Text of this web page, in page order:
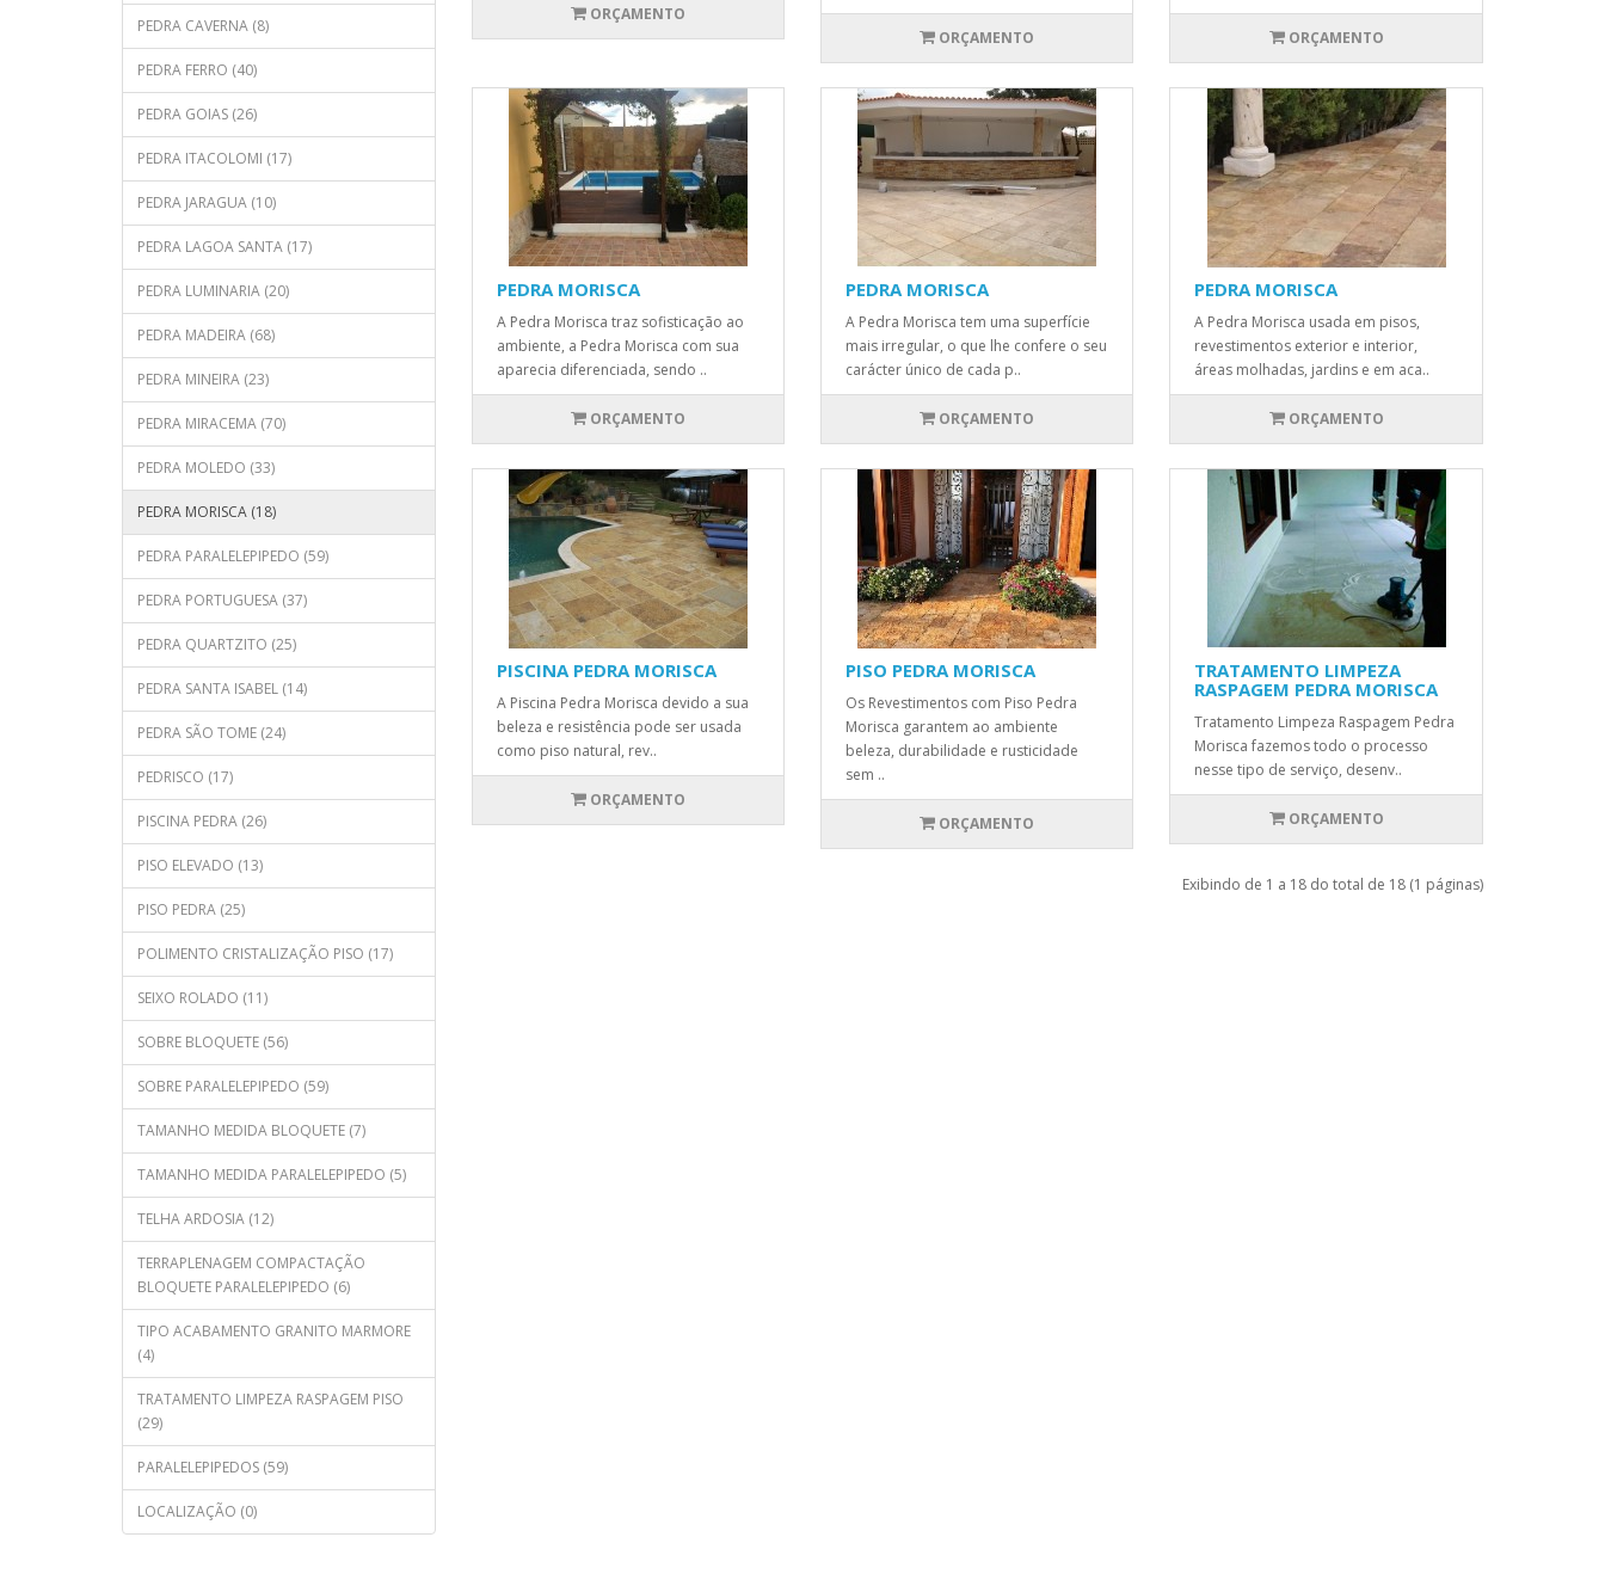
PEDRA CAVERNA (8)
PEDRA FERRO (40)
PEDRA GOIAS (26)
PEDRA ITACOLOMI (17)
PEDRA JARAGUA (10)
PEDRA LAGOA SANTA (17)
PEDRA LUMINARIA (20)
PEDRA MADEIRA (68)
PEDRA MINEIRA (23)
PEDRA MIRACEMA (70)
PEDRA MOLEDO (33)
PEDRA MORISCA (18)
PEDRA PARALELEPIPEDO (59)
PEDRA PORTUGUESA (37)
PEDRA QUARTZITO (25)
PEDRA SANTA ISABEL (14)
PEDRA SÃO TOME (24)
PEDRISCO (17)
PISCINA PEDRA (26)
PISO ELEVADO (13)
PISO PEDRA (25)
POLIMENTO CRISTALIZAÇÃO PISO (17)
SEIXO ROLADO (11)
SOBRE BLOQUETE (56)
SOBRE PARALELEPIPEDO (59)
TAMANHO MEDIDA BLOQUETE (7)
TAMANHO MEDIDA PARALELEPIPEDO (5)
TELHA ARDOSIA (12)
TERRAPLENAGEM COMPACTAÇÃO
BLOQUETE PARALELEPIPEDO (6)
TIPO ACABAMENTO GRANITO MARMORE
(4)
TRATAMENTO LIMPEZA RASPAGEM PISO
(29)
PARALELEPIPEDOS (59)
LOCALIZAÇÃO (0)
ORÇAMENTO
ORÇAMENTO ORÇAMENTO
PEDRA MORISCA
A Pedra Morisca traz sofisticação ao
ambiente, a Pedra Morisca com sua
aparecia diferenciada, sendo ..
ORÇAMENTO
PEDRA MORISCA
A Pedra Morisca tem uma superfície
mais irregular, o que lhe confere o seu
carácter único de cada p..
ORÇAMENTO
PEDRA MORISCA
A Pedra Morisca usada em pisos,
revestimentos exterior e interior,
áreas molhadas, jardins e em aca..
ORÇAMENTO
PISCINA PEDRA MORISCA
A Piscina Pedra Morisca devido a sua
beleza e resistência pode ser usada
como piso natural, rev..
ORÇAMENTO
PISO PEDRA MORISCA
Os Revestimentos com Piso Pedra
Morisca garantem ao ambiente
beleza, durabilidade e rusticidade
sem ..
ORÇAMENTO
TRATAMENTO LIMPEZA
RASPAGEM PEDRA MORISCA
Tratamento Limpeza Raspagem Pedra
Morisca fazemos todo o processo
nesse tipo de serviço, desenv..
ORÇAMENTO
Exibindo de 1 a 18 do total de 18 (1 páginas)